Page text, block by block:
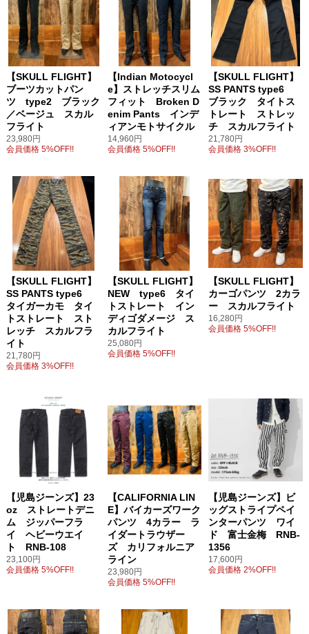
【SKULL FLIGHT】
ブーツカットパン
ツ type2 ブラック
／ベージュ スカル
フライト
23,980円
会員価格 5%OFF!!
【Indian Motocycl
e】ストレッチスリム
フィット Broken D
enim Pants インデ
ィアンモトサイクル
14,960円
会員価格 5%OFF!!
【SKULL FLIGHT】
SS PANTS type6
ブラック タイトス
トレート ストレッ
チ スカルフライト
21,780円
会員価格 3%OFF!!
【SKULL FLIGHT】
SS PANTS type6
タイガーカモ タイ
トストレート スト
レッチ スカルフラ
イト
21,780円
会員価格 3%OFF!!
【SKULL FLIGHT】
NEW type6 タイ
トストレート イン
ディゴダメージ ス
カルフライト
25,080円
会員価格 5%OFF!!
【SKULL FLIGHT】
カーゴパンツ 2カラ
ー スカルフライト
16,280円
会員価格 5%OFF!!
【児島ジーンズ】23
oz ストレートデニ
ム ジッパーフラ
イ ヘビーウエイ
ト RNB-108
23,100円
会員価格 5%OFF!!
【CALIFORNIA LIN
E】バイカーズワーク
パンツ 4カラー ラ
イダートラウザー
ズ カリフォルニア
ライン
23,980円
会員価格 5%OFF!!
【児島ジーンズ】ビ
ッグストライプペイ
ンターパンツ ワイ
ド 富士金梅 RNB-
1356
17,600円
会員価格 2%OFF!!